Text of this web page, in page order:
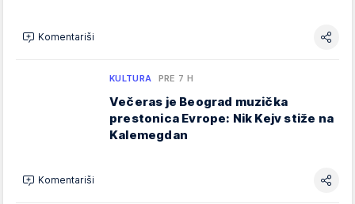
Komentariši
KULTURA PRE 7 H
Večeras je Beograd muzička
prestonica Evrope: Nik Kejv stiže na
Kalemegdan
Komentariši